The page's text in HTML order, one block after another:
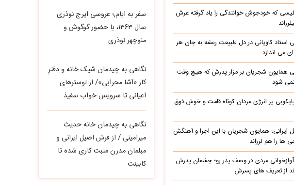
که خودجوش خوانندگی را یاد گرفته عرش
استاد کاویانی در دل طبیعت رعشه به جان هر
می اندازد
همایون شجریان بر مزار پدرش که هیچ وقت
شود
پر انرژی مردان کوتاه قامت و خوش ذوق
ایرانی؛ همایون شجریان با این اجرا و آهنگش
ها را هم لرزاند
مردی در وصف پدر رو؛ چشمان پدرش
از تعریف های پسرش
سفر به ایام,؛ عروسی ایرج نوذری
سال ۱۳۶۳، با حضور گوگوش و
منوچهر نوذری
نگاهی به چیدمان شیک خانه و دفترِ
کار «آشا محرابی»/ از لوسترهای
اعیانی تا سرویس خواب سفیذ
نگاهی به چیدمان خانه حدیث
میرامینی / از فرش اصیل ایرانی و
مبلمان مدرن منبت‌ کاری‌ شده تا
کابینت